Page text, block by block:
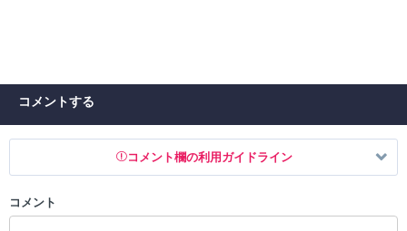
コメントする
コメント欄の利用ガイドライン
以下の書き込みを禁止とし、場合によってはコメント削除や書き込み制
コメント